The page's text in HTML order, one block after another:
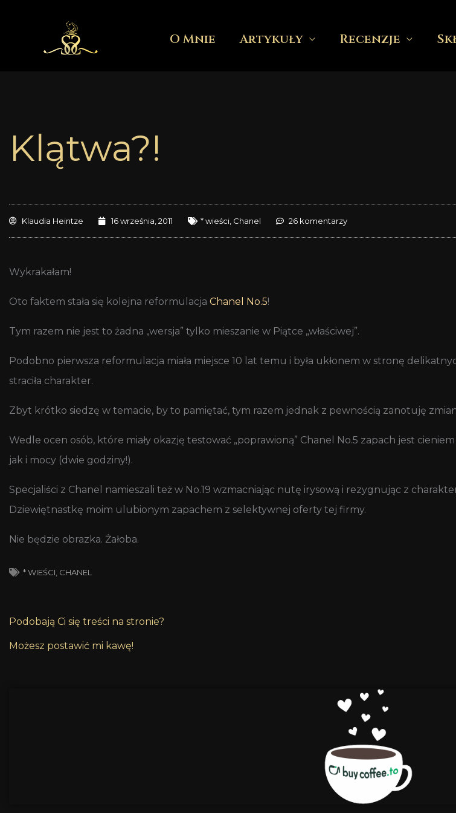
O Mnie Artykuły Recenzje
Klątwa?!
Klaudia Heintze 16 września, 2011 * wieści Chanel 26 komentarzy
Wykrakałam!
Oto faktem stała się kolejna reformulacja Chanel No.5!
Tym razem nie jest to żadna „wersja” tylko mieszanie w Piątce „właściwej”.
Podobno pierwsza reformulacja miała miejsce 10 lat temu i była ukłonem w stronę
straciła charakter.
Zbyt krótko siedzę w temacie, by to pamiętać, tym razem jednak z pewnością zanotuję
Wedle ocen osób, które miały okazję testować „poprawioną” Chanel No.5 zapach jest
jak i mocy (dwie godziny!).
Specjaliści z Chanel namieszali też w No.19 wzmacniając nutę irysową i rezygnując z
Dziewiętnastkę moim ulubionym zapachem z selektywnej oferty tej firmy.
Nie będzie obrazka. Żałoba.
* WIEŚCI CHANEL
Podobają Ci się treści na stronie?
Możesz postawić mi kawę!